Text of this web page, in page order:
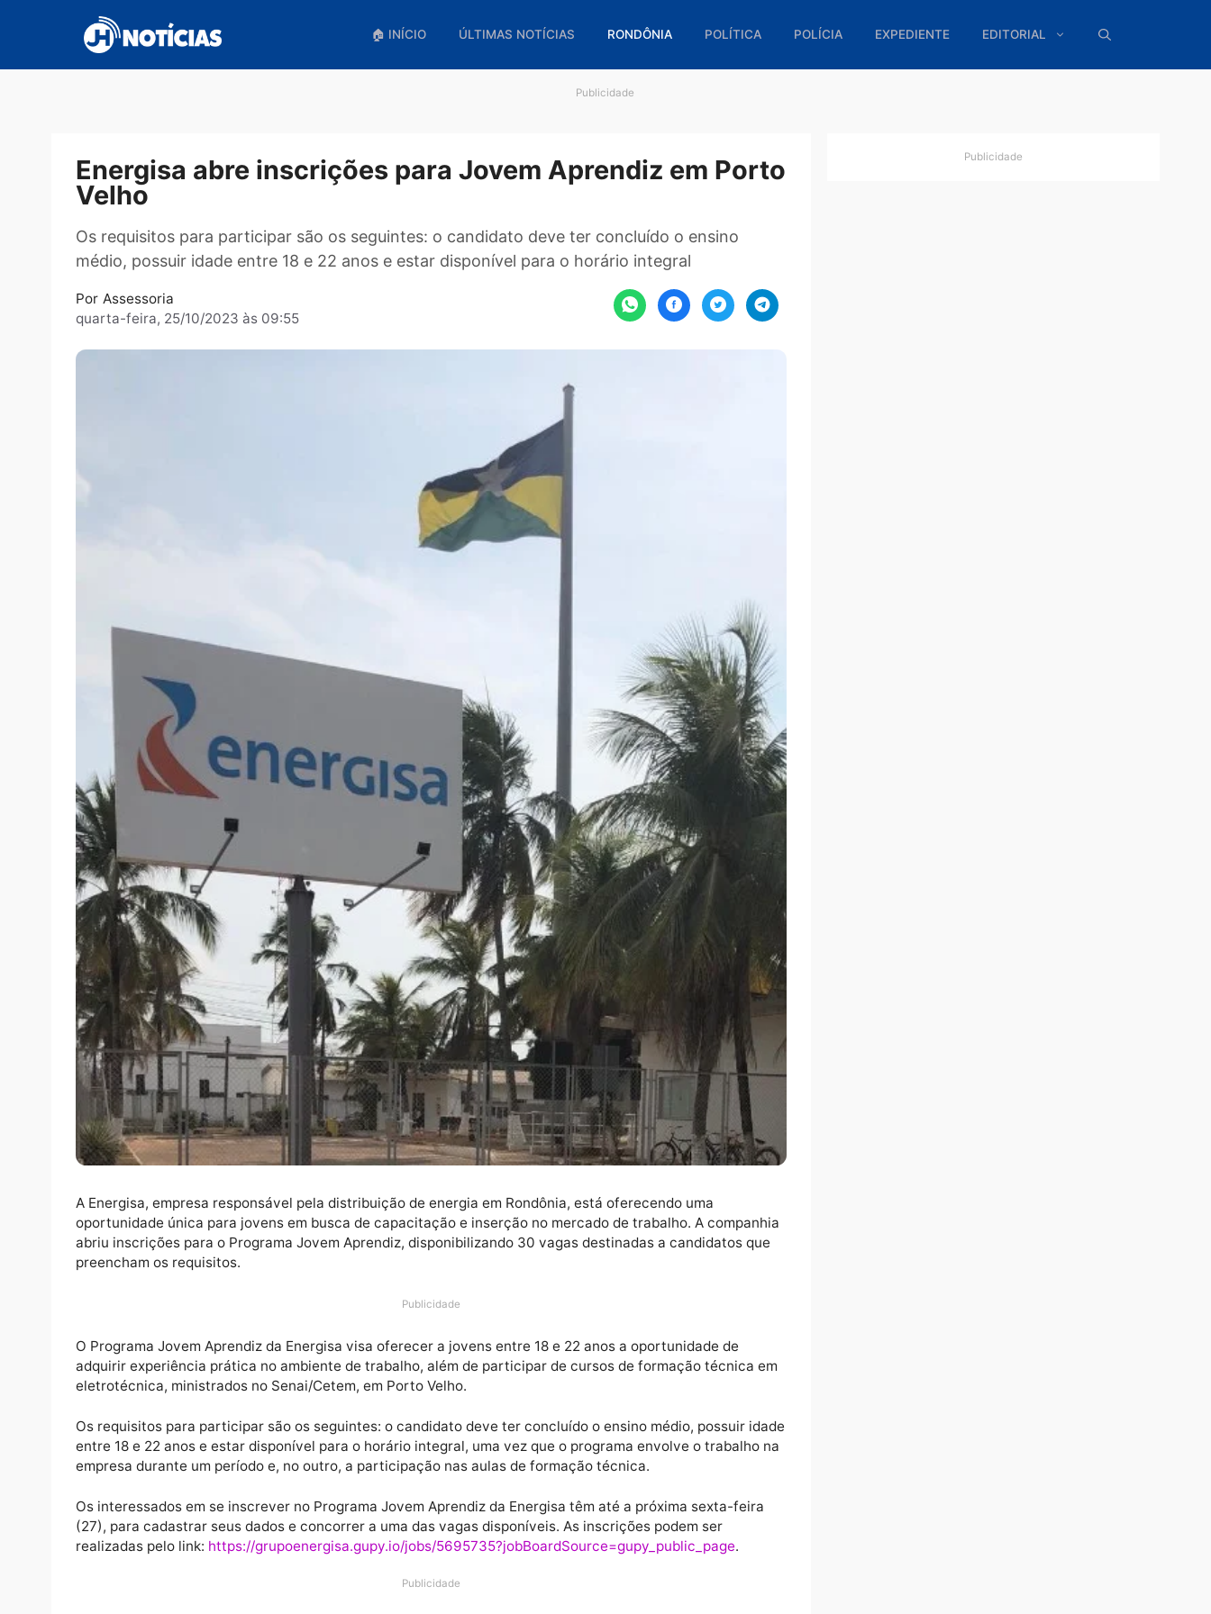
conteúdo
🏠 INÍCIO ÚLTIMAS NOTÍCIAS RONDÔNIA POLÍTICA POLÍCIA EXPEDIENTE EDITORIAL
Energisa abre inscrições para Jovem Aprendiz em Porto
Velho
Os requisitos para participar são os seguintes: o candidato deve ter concluído o ensino
médio, possuir idade entre 18 e 22 anos e estar disponível para o horário integral
Assessoria
quarta-feira, 25/10/2023 às 09:55
A Energisa, empresa responsável pela distribuição de energia em Rondônia, está oferecendo uma
oportunidade única para jovens em busca de capacitação e inserção no mercado de trabalho. A companhia
abriu inscrições para o Programa Jovem Aprendiz, disponibilizando 30 vagas destinadas a candidatos que
Publicidade
adquirir experiência prática no ambiente de trabalho, além de participar de cursos de formação técnica em
eletrotécnica, ministrados no Senai/Cetem, em Porto Velho.
Os requisitos para participar são os seguintes: o candidato deve ter concluído o ensino médio, possuir idade